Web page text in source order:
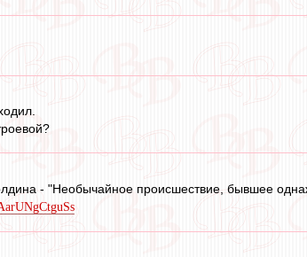
- "Необычайное происшествие, бывшее